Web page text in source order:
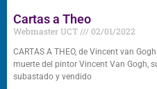
Cartas a Theo
Webmaster UCT 02/01/2022
CARTAS A THEO, de Vincent van
muerte del pintor Vincent Van Gogh,
subastado y vendido